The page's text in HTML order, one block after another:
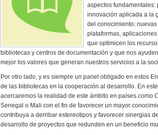
aspectos fundamentales:
innovación aplicada a la
del conocimiento:
plataformas,
que optimicen los
bibliotecas y centros de documentación y que nos
mejor los valores que generan nuestros servicios a la
Por otro lado, y es siempre un panel obligado en estos
de las bibliotecas en la cooperación al desarrollo. En
acercaremos la realidad de este ámbito en países como
Senegal o Mali con el fin de favorecer un mayor
contribuya a derribar estereotipos y favorecer sinergias
desarrollo de proyectos que redunden en un beneficio